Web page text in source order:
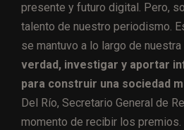
presente y futuro digital. Pero,
talento de nuestro periodismo.
se mantuvo a lo largo de nuestra
verdad, investigar y aportar
para construir una sociedad
Del Río, Secretario General de
momento de recibir los premios.